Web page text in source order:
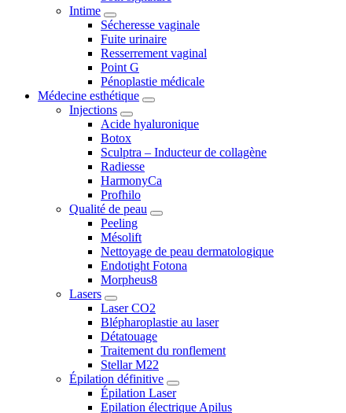
Intime
Sécheresse vaginale
Fuite urinaire
Resserrement vaginal
Point G
Pénoplastie médicale
Médecine esthétique
Injections
Acide hyaluronique
Botox
Sculptra – Inducteur de collagène
Radiesse
HarmonyCa
Profhilo
Qualité de peau
Peeling
Mésolift
Nettoyage de peau dermatologique
Endotight Fotona
Morpheus8
Lasers
Laser CO2
Blépharoplastie au laser
Détatouage
Traitement du ronflement
Stellar M22
Épilation définitive
Épilation Laser
Epilation électrique Apilus